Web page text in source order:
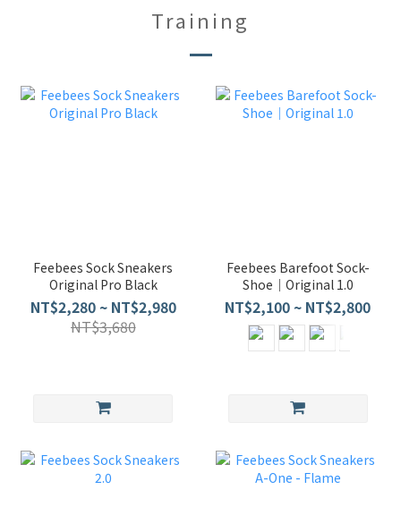
Training
Feebees Sock Sneakers
Original Pro Black
NT$2,280 ~ NT$2,980
NT$3,680
Feebees Barefoot Sock-
Shoe｜Original 1.0
NT$2,100 ~ NT$2,800